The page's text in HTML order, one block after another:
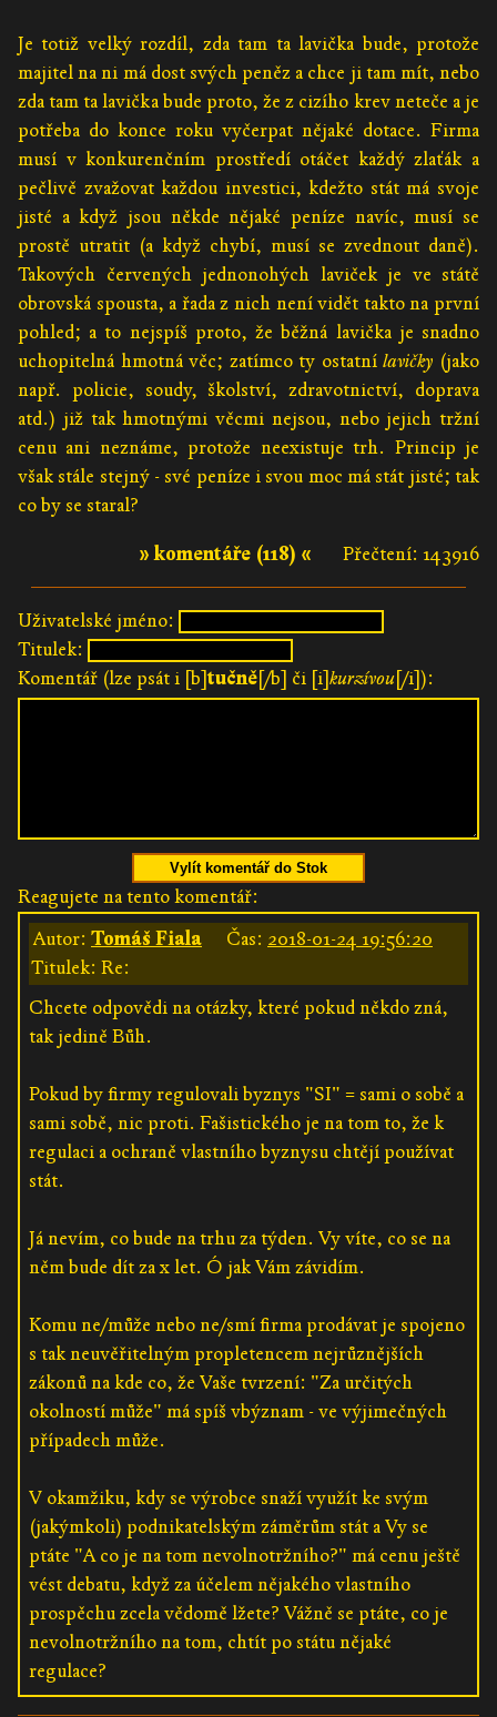
Je totiž velký rozdíl, zda tam ta lavička bude, protože
majitel na ni má dost svých peněz a chce ji tam mít, nebo
zda tam ta lavička bude proto, že z cizího krev neteče a je
potřeba do konce roku vyčerpat nějaké dotace. Firma
musí v konkurenčním prostředí otáčet každý zlaťák a
pečlivě zvažovat každou investici, kdežto stát má svoje
jisté a když jsou někde nějaké peníze navíc, musí se
prostě utratit (a když chybí, musí se zvednout daně).
Takových červených jednonohých laviček je ve státě
obrovská spousta, a řada z nich není vidět takto na první
pohled; a to nejspíš proto, že běžná lavička je snadno
uchopitelná hmotná věc; zatímco ty ostatnílavičky (jako
např. policie, soudy, školství, zdravotnictví, doprava
atd.) již tak hmotnými věcmi nejsou, nebo jejich tržní
cenu ani neznáme, protože neexistuje trh. Princip je
však stále stejný - své peníze i svou moc má stát jisté; tak
co by se staral?
Přečtení: 143916
» komentáře (118) «
Uživatelské jméno:
Titulek:
Komentář (lze psát i [b]tučně[/b] či [i]kurzívou[/i]):
Vylít komentář do Stok
Reagujete na tento komentář:
Autor: Tomáš Fiala Čas: 2018-01-24 19:56:20
Titulek: Re:
Chcete odpovědi na otázky, které pokud někdo zná,
tak jedině Bůh.
Pokud by firmy regulovali byznys "SI" = sami o sobě a
sami sobě, nic proti. Fašistického je na tom to, že k
regulaci a ochraně vlastního byznysu chtějí používat
stát.
Já nevím, co bude na trhu za týden. Vy víte, co se na
něm bude dít za x let. Ó jak Vám závidím.
Komu ne/může nebo ne/smí firma prodávat je spojeno
s tak neuvěřitelným propletencem nejrůznějších
zákonů na kde co, že Vaše tvrzení: "Za určitých
okolností může" má spíš vbýznam - ve výjimečných
případech může.
V okamžiku, kdy se výrobce snaží využít ke svým
(jakýmkoli) podnikatelským záměrům stát a Vy se
ptáte "A co je na tom nevolnotržního?" má cenu ještě
vést debatu, když za účelem nějakého vlastního
prospěchu zcela vědomě lžete? Vážně se ptáte, co je
nevolnotržního na tom, chtít po státu nějaké
regulace?